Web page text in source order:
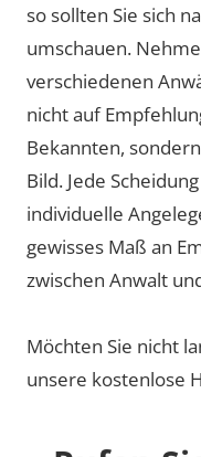
so sollten Sie sich
umschauen.
verschiedenen
nicht auf
Bekannten,
Bild. Jede
individuelle
gewisses Maß an
zwischen Anwalt
Möchten Sie nicht
unsere kostenlose